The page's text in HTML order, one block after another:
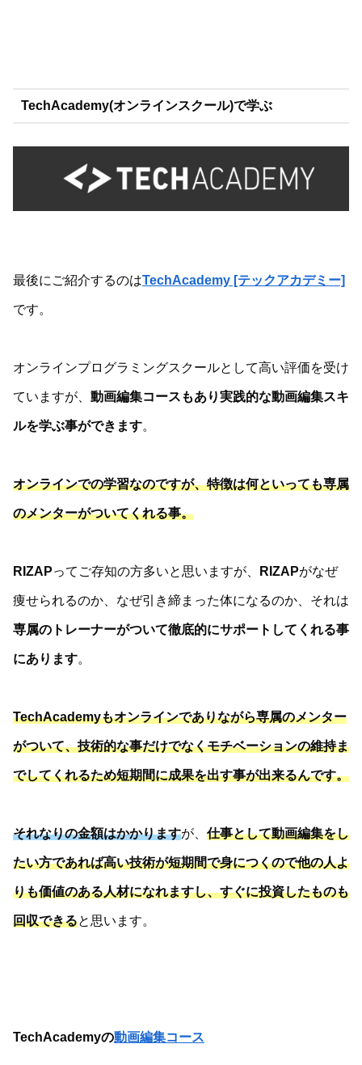
TechAcademy(オンラインスクール)で学ぶ
最後にご紹介するのはTechAcademy [テックアカデミー]
です。
オンラインプログラミングスクールとして高い評価を受け
ていますが、 動画編集コースもあり実践的な動画編集スキ
ルを学ぶ事ができます。
オンラインでの学習なのですが、特徴は何といっても専属
のメンターがついてくれる事。
RIZAPってご存知の方多いと思いますが、 RIZAPがなぜ
痩せられるのか、なぜ引き締まった体になるのか、それは
専属のトレーナーがついて徹底的にサポートしてくれる事
にあります。
TechAcademyもオンラインでありながら専属のメンター
がついて、技術的な事だけでなくモチベーションの維持ま
でしてくれるため短期間に成果を出す事が出来るんです。
それなりの金額はかかりますが、 仕事として動画編集をし
たい方であれば高い技術が短期間で身につくので他の人よ
りも価値のある人材になれますし、すぐに投資したものも
回収できると思います。
TechAcademyの動画編集コース